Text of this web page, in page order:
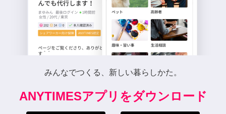
みんなでつくる、新しい暮らしかた。
ANYTIMESアプリをダウンロード